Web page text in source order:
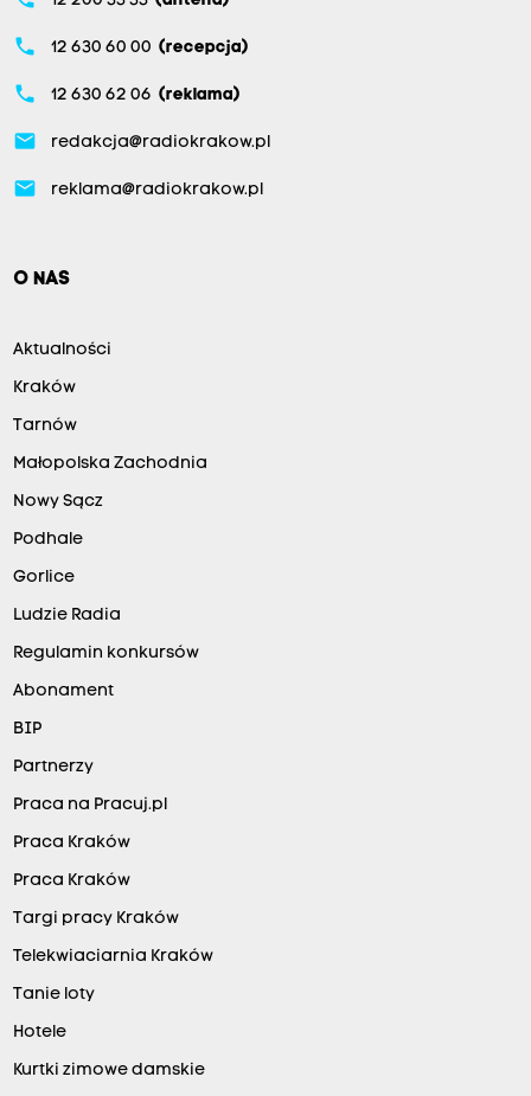
phone 12 630 60 00 (recepcja)
phone 12 630 62 06 (reklama)
email redakcja@radiokrakow.pl
email reklama@radiokrakow.pl
O NAS
Aktualności
Kraków
Tarnów
Małopolska Zachodnia
Nowy Sącz
Podhale
Gorlice
Ludzie Radia
Regulamin konkursów
Abonament
BIP
Partnerzy
Praca na Pracuj.pl
Praca Kraków
Praca Kraków
Targi pracy Kraków
Telekwiaciarnia Kraków
Tanie loty
Hotele
Kurtki zimowe damskie